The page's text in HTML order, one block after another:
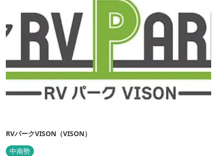
RVパークVISON（VISON）
中南勢